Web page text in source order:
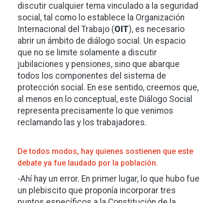
discutir cualquier tema vinculado a la seguridad
social, tal como lo establece la Organización
Internacional del Trabajo (OIT), es necesario
abrir un ámbito de diálogo social. Un espacio
que no se limite solamente a discutir
jubilaciones y pensiones, sino que abarque
todos los componentes del sistema de
protección social. En ese sentido, creemos que,
al menos en lo conceptual, este Diálogo Social
representa precisamente lo que venimos
reclamando las y los trabajadores.
De todos modos, hay quienes sostienen que este
debate ya fue laudado por la población.
-Ahí hay un error. En primer lugar, lo que hubo fue
un plebiscito que proponía incorporar tres